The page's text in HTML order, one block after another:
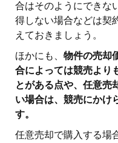
合はそのようにできな
得しない場合などは契
えておきましょう。
ほかにも、 物件の売却
合によっては競売より
とがある点や、任意売
い場合は、競売にかけ
す。
任意売却で購入する場